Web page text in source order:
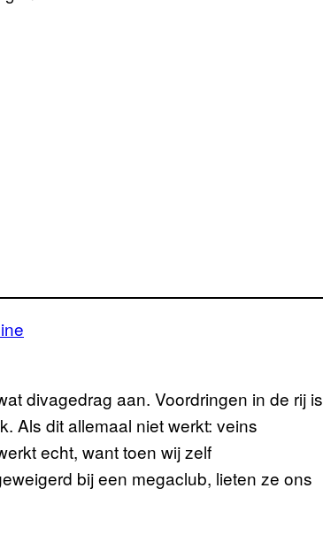
divagedrag aan. Voordringen in de rij is
Als dit allemaal niet werkt: veins
echt, want toen wij zelf
bij een megaclub, lieten ze ons